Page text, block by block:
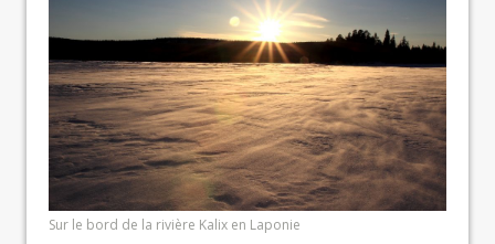
Sur le bord de la rivière Kalix en Laponie